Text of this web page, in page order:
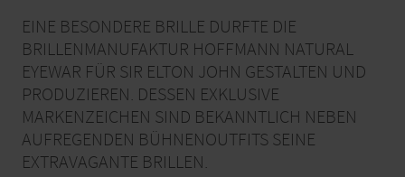
EINE BESONDERE BRILLE DURFTE DIE
BRILLENMANUFAKTUR HOFFMANN NATURAL
EYEWAR FÜR SIR ELTON JOHN GESTALTEN UND
PRODUZIEREN. DESSEN EXKLUSIVE
MARKENZEICHEN SIND BEKANNTLICH NEBEN
AUFREGENDEN BÜHNENOUTFITS SEINE
EXTRAVAGANTE BRILLEN.